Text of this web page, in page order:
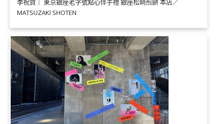
MATSUZAKI SHOTEN